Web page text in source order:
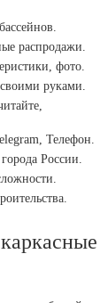
распродажи.
фото.
руками.
Телефон.
России.